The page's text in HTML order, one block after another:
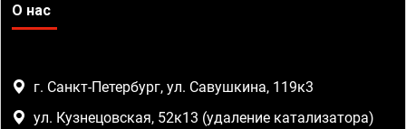
О нас
г. Санкт-Петербург, ул. Савушкина, 119к3
ул. Кузнецовская, 52к13 (удаление катализатора)